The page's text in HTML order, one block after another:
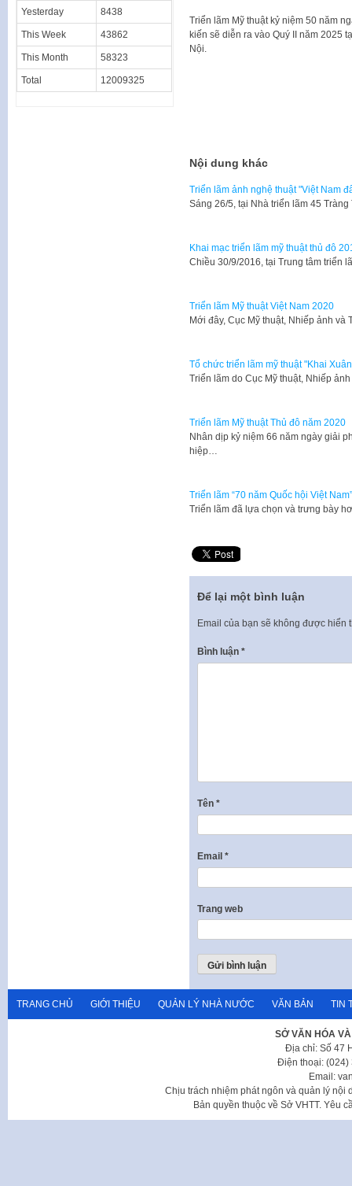
Triển lãm Mỹ thuật kỷ niệm 50 năm
kiến sẽ diễn ra vào Quý II năm 2025
Nội.
Nội dung khác
Triển lãm ảnh nghệ thuật "Việt Nam
Sáng 26/5, tại Nhà triển lãm 45
Khai mạc triển lãm mỹ thuật thủ đô
Chiều 30/9/2016, tại Trung tâm triển
Triển lãm Mỹ thuật Việt Nam 2020
Mới đây, Cục Mỹ thuật, Nhiếp ảnh
Tổ chức triển lãm mỹ thuật "Khai
Triển lãm do Cục Mỹ thuật, Nhiếp
Triển lãm Mỹ thuật Thủ đô năm 2020
Nhân dịp kỷ niệm 66 năm ngày giải
hiệp…
Triển lãm “70 năm Quốc hội Việt Nam”
Triển lãm đã lựa chọn và trưng bày
Để lại một bình luận
Email của bạn sẽ không được hiển
Bình luận *
Tên *
Email *
Trang web
Yesterday 8438
This Week 43862
This Month 58323
Total 12009325
TRANG CHỦ GIỚI THIỆU QUẢN LÝ NHÀ NƯỚC VĂN BẢN TIN
SỞ VĂN HÓA
Địa chỉ: Số 47
Điện thoại: (024)
Email:
Chịu trách nhiệm phát ngôn và quản lý nội
Bản quyền thuộc về Sở VHTT. Yêu